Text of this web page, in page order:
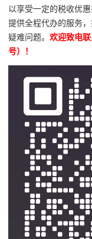
以享受一定的税收优
提供全程代办的服务
疑难问题。 欢迎致电
号）！